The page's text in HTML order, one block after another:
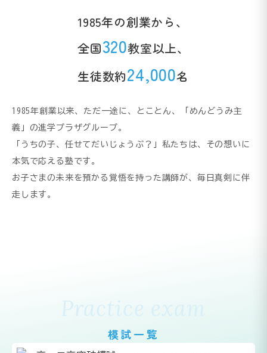
1985年の創業から、
全国320教室以上、
生徒数約24,000名
1985年創業以来、ただ一途に、とことん、「めんどうみ主
義」の進学プラザグループ。
「うちの子、任せてだいじょうぶ？」私たちは、その想いに
本気で応える塾です。
お子さまの未来を預かる覚悟を持った講師が、毎日真剣に伴
走します。
Practice exam
模試一覧